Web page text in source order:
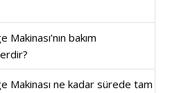
Makinası’nın bakım
Makinası ne kadar sürede tam